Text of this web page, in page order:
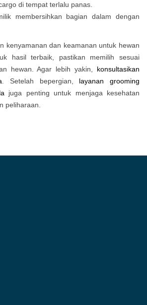
di tempat terlalu panas.
membersihkan bagian dalam dengan
kenyamanan dan keamanan untuk hewan
hasil terbaik, pastikan memilih sesuai
hewan. Agar lebih yakin, konsultasikan
. Setelah bepergian, layanan grooming
juga penting untuk menjaga kesehatan
peliharaan.